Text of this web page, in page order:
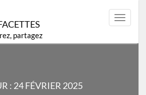
Toggle
partagez
: 24 FÉVRIER 2025